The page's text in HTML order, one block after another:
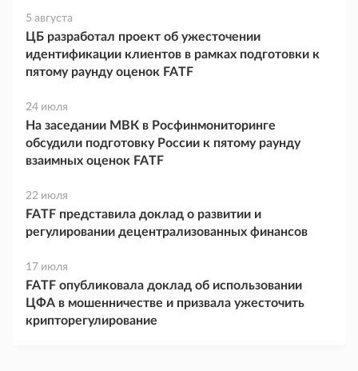
5 августа
ЦБ разработал проект об ужесточении
идентификации клиентов в рамках подготовки к
пятому раунду оценок FATF
24 июля
На заседании МВК в Росфинмониторинге
обсудили подготовку России к пятому раунду
взаимных оценок FATF
22 июля
FATF представила доклад о развитии и
регулировании децентрализованных финансов
17 июля
FATF опубликовала доклад об использовании
ЦФА в мошенничестве и призвала ужесточить
крипторегулирование